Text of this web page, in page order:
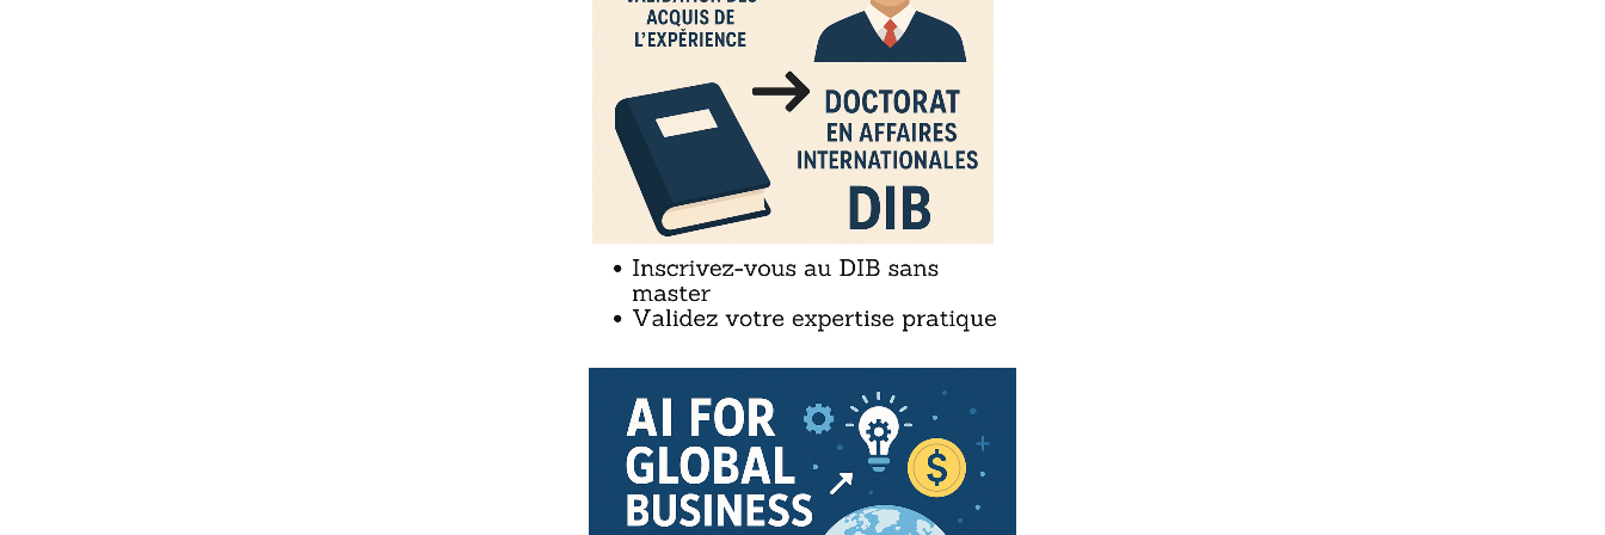
L’élimination des obstacles nationaux aux transactions en ligne
La facilitation de l’accès en ligne aux services et aux produits
fiscalité dans le marché unique
La politique fiscale de l’Union européenne
La fiscalité dans le marché unique
La fiscalité des particuliers et des sociétés
L’élimination des obstacles fiscaux
Les mesures visant à prévenir l’évasion fiscale
Les droits d’accises
transfrontaliers
L’Union économique et monétaire
Les institutions liées à l’Union économique et monétaire